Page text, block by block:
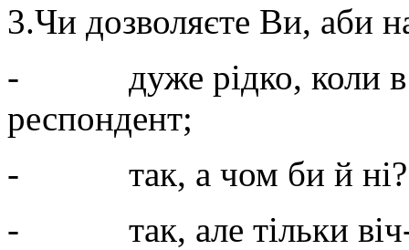
3.Чи дозволяєте Ви, аби
- дуже рідко, коли в
респондент;
- так, а чом би й ні?
- так, але тільки віч-